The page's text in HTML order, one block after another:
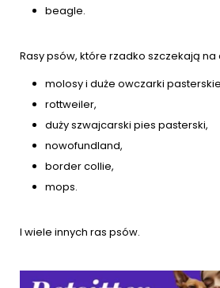
beagle.
Rasy psów, które rzadko szczekają na
molosy i duże owczarki
rottweiler,
duży szwajcarski pies pasterski,
nowofundland,
border collie,
mops.
I wiele innych ras psów.